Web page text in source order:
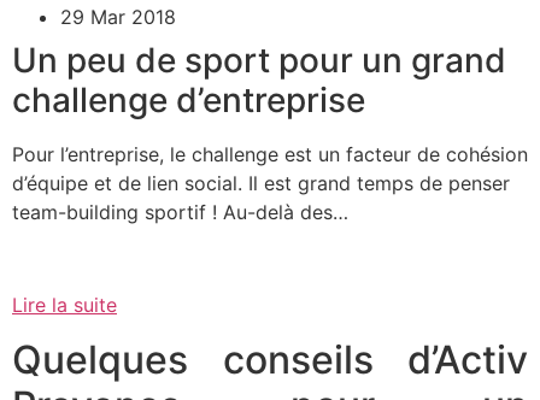
29 Mar 2018
Un peu de sport pour un grand
challenge d’entreprise
Pour l’entreprise, le challenge est un facteur de cohésion
d’équipe et de lien social. Il est grand temps de penser
team-building sportif ! Au-delà des…
Lire la suite
Quelques conseils d’Activ